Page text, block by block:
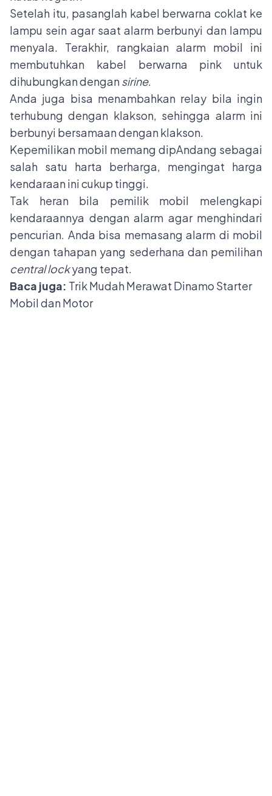
Setelah itu, pasanglah kabel berwarna coklat ke
lampu sein agar saat alarm berbunyi dan lampu
menyala. Terakhir, rangkaian alarm mobil ini
membutuhkan kabel berwarna pink untuk
dihubungkan dengansirine.
Anda juga bisa menambahkan relay bila ingin
terhubung dengan klakson, sehingga alarm ini
berbunyi bersamaan dengan klakson.
Kepemilikan mobil memang dipAndang sebagai
salah satu harta berharga, mengingat harga
kendaraan ini cukup tinggi.
Tak heran bila pemilik mobil melengkapi
kendaraannya dengan alarm agar menghindari
pencurian. Anda bisa memasang alarm di mobil
dengan tahapan yang sederhana dan pemilihan
central lockyang tepat.
Baca juga: Trik Mudah Merawat Dinamo Starter
Mobil dan Motor